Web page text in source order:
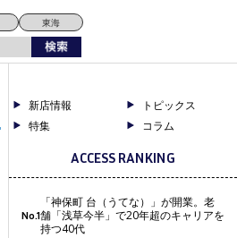
東海
新店情報
トピックス
特集
コラム
ACCESS RANKING
No.1
「神保町 台（うてな）」が開業。老
舗「浅草今半」で20年超のキャリアを
持つ40代